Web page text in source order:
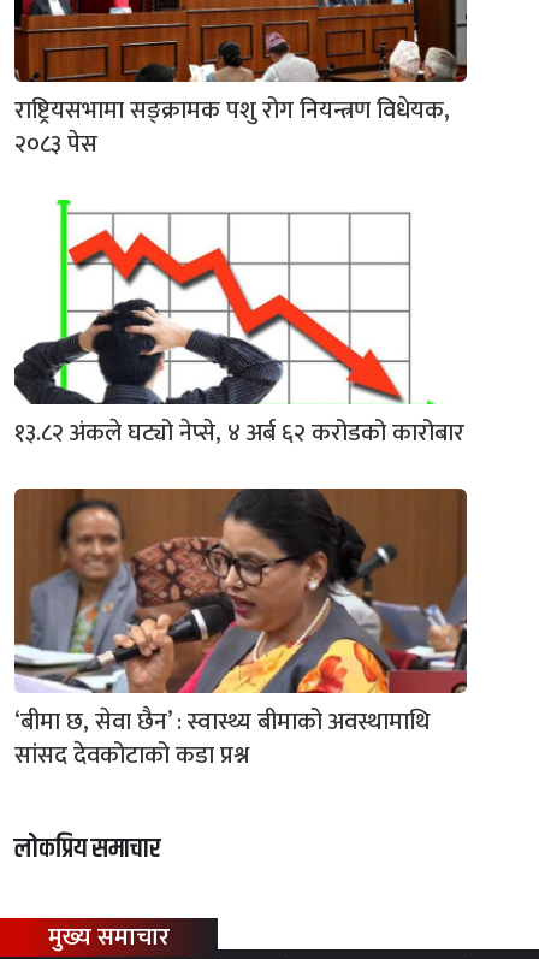
राष्ट्रियसभामा सङ्क्रामक पशु रोग नियन्त्रण विधेयक,
२०८३ पेस
१३.८२ अंकले घट्यो नेप्से, ४ अर्ब ६२ करोडको कारोबार
‘बीमा छ, सेवा छैन’ : स्वास्थ्य बीमाको अवस्थामाथि
सांसद देवकोटाको कडा प्रश्न
लोकप्रिय समाचार
मुख्य समाचार